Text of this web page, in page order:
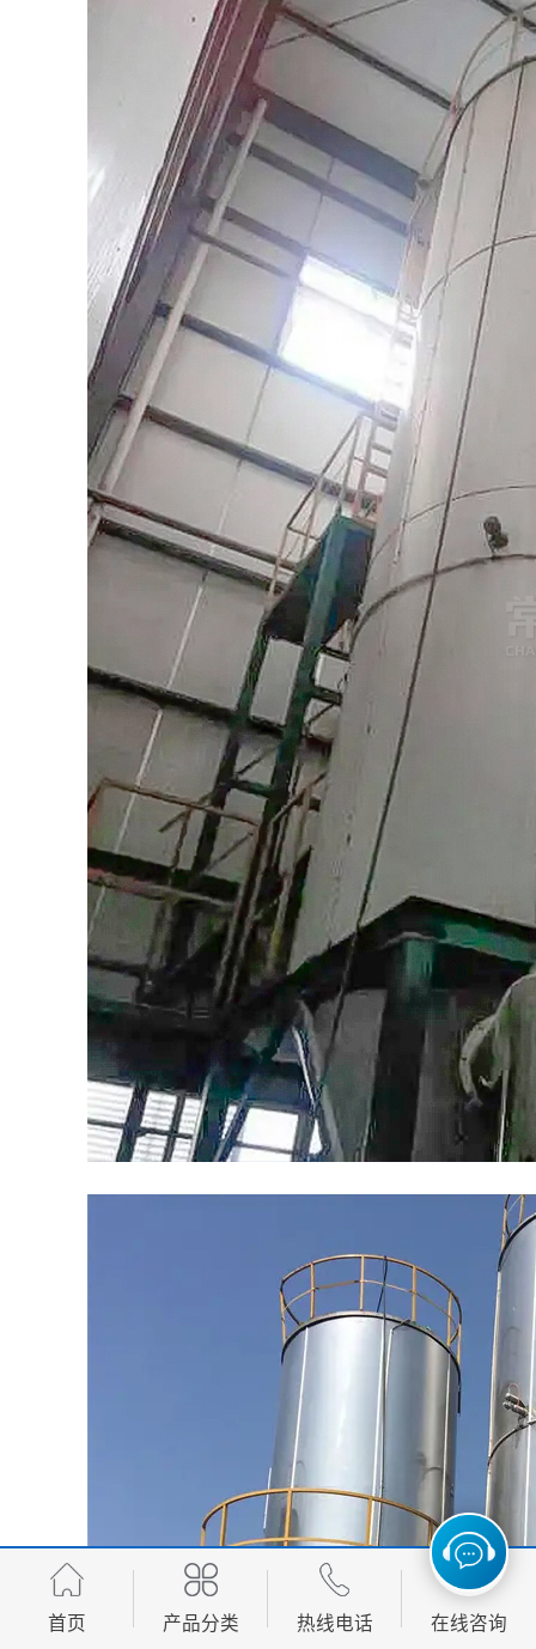
首页 产品分类 热线电话 在线咨询